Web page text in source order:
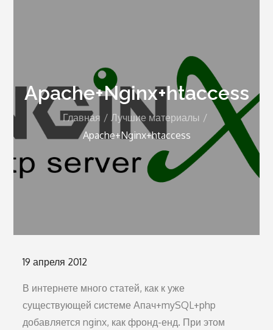
Apache+Nginx+htaccess
Главная
Лучшие материалы
Apache+Nginx+htaccess
Опубликовано
19 апреля 2012
В интернете много статей, как к уже
существующей системе Апач+mySQL+php
добавляется nginx, как фронд-енд. При этом